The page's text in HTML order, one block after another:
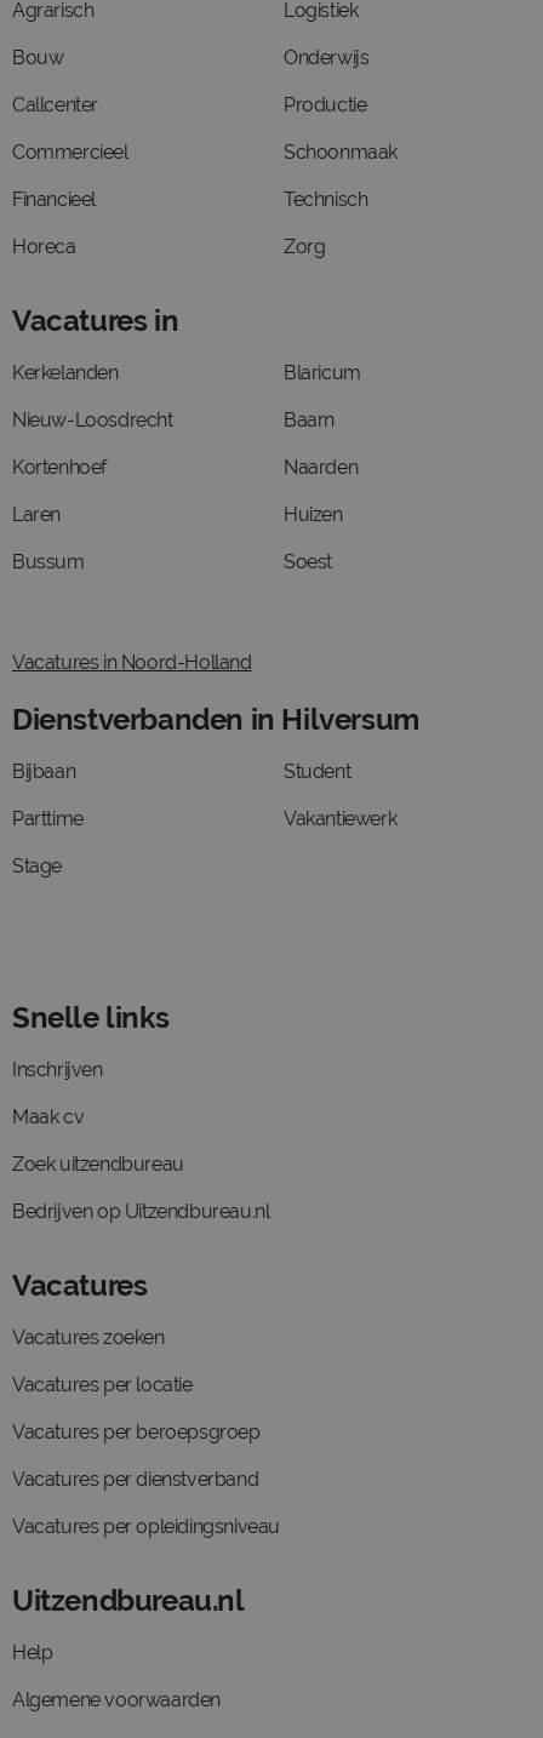
Agrarisch
Bouw
Callcenter
Commercieel
Financieel
Horeca
Logistiek
Onderwijs
Productie
Schoonmaak
Technisch
Zorg
Vacatures in
Kerkelanden
Nieuw-Loosdrecht
Kortenhoef
Laren
Bussum
Blaricum
Baarn
Naarden
Huizen
Soest
Vacatures in Noord-Holland
Dienstverbanden in Hilversum
Bijbaan
Parttime
Stage
Student
Vakantiewerk
Snelle links
Inschrijven
Maak cv
Zoek uitzendbureau
Bedrijven op Uitzendbureau.nl
Vacatures
Vacatures zoeken
Vacatures per locatie
Vacatures per beroepsgroep
Vacatures per dienstverband
Vacatures per opleidingsniveau
Uitzendbureau.nl
Help
Algemene voorwaarden